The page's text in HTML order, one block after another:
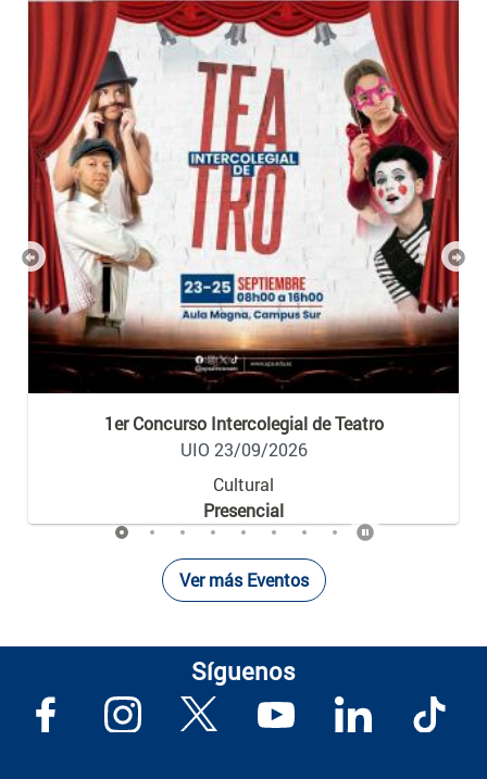
1er Concurso Intercolegial de Teatro
UIO 23/09/2026
Cultural
Presencial
Previous
Ver más Eventos
Síguenos